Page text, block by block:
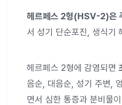
헤르페스 2형(HSV-2)은
서 성기 단순포진, 생식기
헤르페스 2형에 감염되면
음순, 대음순, 성기 주변,
면서 심한 통증과 분비물